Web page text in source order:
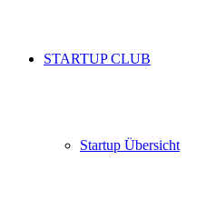
STARTUP CLUB
Startup Übersicht